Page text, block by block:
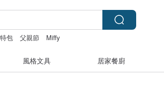
包 父親節 Miffy
風格文具 居家餐廚